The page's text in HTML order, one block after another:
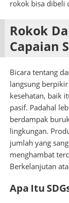
rokok bisa dibeli
Rokok
Capaian
Bicara tentang
langsung
kesehatan, baik
pasif. Padahal
berdampak
lingkungan.
jumlah yang
menghambat
Berkelanjutan
Apa Itu